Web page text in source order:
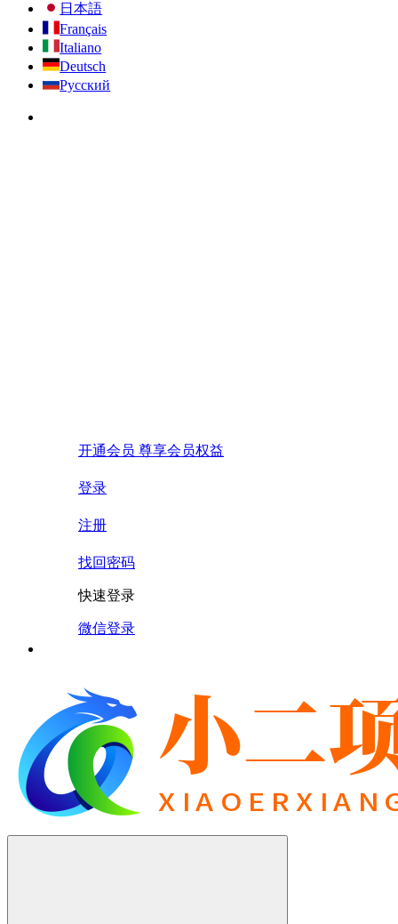
日本語
Français
Italiano
Deutsch
Русский
开通会员 尊享会员权益
登录
注册
找回密码
快速登录
微信登录